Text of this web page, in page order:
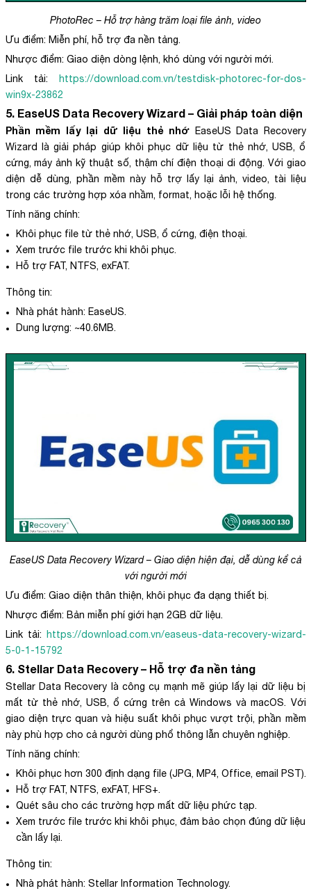
PhotoRec – Hỗ trợ hàng trăm loại file ảnh, video
Ưu điểm: Miễn phí, hỗ trợ đa nền tảng.
Nhược điểm: Giao diện dòng lệnh, khó dùng với người mới.
Link tải:
https://download.com.vn/testdisk-photorec-for-dos-
win9x-23862
5. EaseUS Data Recovery Wizard – Giải pháp toàn diện
Phần mềm lấy lại dữ liệu thẻ nhớ EaseUS Data Recovery
Wizard là giải pháp giúp khôi phục dữ liệu từ thẻ nhớ, USB, ổ
cứng, máy ảnh kỹ thuật số, thậm chí điện thoại di động. Với giao
diện dễ dùng, phần mềm này hỗ trợ lấy lại ảnh, video, tài liệu
trong các trường hợp xóa nhầm, format, hoặc lỗi hệ thống.
Tính năng chính:
Khôi phục file từ thẻ nhớ, USB, ổ cứng, điện thoại.
Xem trước file trước khi khôi phục.
Hỗ trợ FAT, NTFS, exFAT.
Thông tin:
Nhà phát hành: EaseUS.
Dung lượng: ~40.6MB.
EaseUS Data Recovery Wizard – Giao diện hiện đại, dễ dùng kể cả
với người mới
Ưu điểm: Giao diện thân thiện, khôi phục đa dạng thiết bị.
Nhược điểm: Bản miễn phí giới hạn 2GB dữ liệu.
Link tải:
https://download.com.vn/easeus-data-recovery-wizard-
5-0-1-15792
6. Stellar Data Recovery – Hỗ trợ đa nền tảng
Stellar Data Recovery là công cụ mạnh mẽ giúp lấy lại dữ liệu bị
mất từ thẻ nhớ, USB, ổ cứng trên cả Windows và macOS. Với
giao diện trực quan và hiệu suất khôi phục vượt trội, phần mềm
này phù hợp cho cả người dùng phổ thông lẫn chuyên nghiệp.
Tính năng chính:
Khôi phục hơn 300 định dạng file (JPG, MP4, Office, email PST).
Hỗ trợ FAT, NTFS, exFAT, HFS+.
Quét sâu cho các trường hợp mất dữ liệu phức tạp.
Xem trước file trước khi khôi phục, đảm bảo chọn đúng dữ liệu
cần lấy lại.
Thông tin:
Nhà phát hành: Stellar Information Technology.